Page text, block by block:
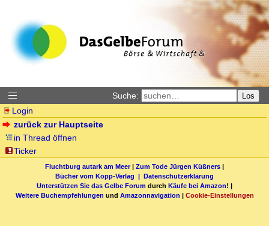
Suche: Los
Login
zurück zur Hauptseite
in Thread öffnen
Ticker
Fluchtburg autark am Meer| Zum Tode Jürgen Küßners |
Bücher vom Kopp-Verlag | Datenschutzerklärung
Unterstützen Sie das Gelbe Forum durch Käufe bei Amazon! |
Weitere Buchempfehlungen und Amazonnavigation | Cookie-Einstellungen